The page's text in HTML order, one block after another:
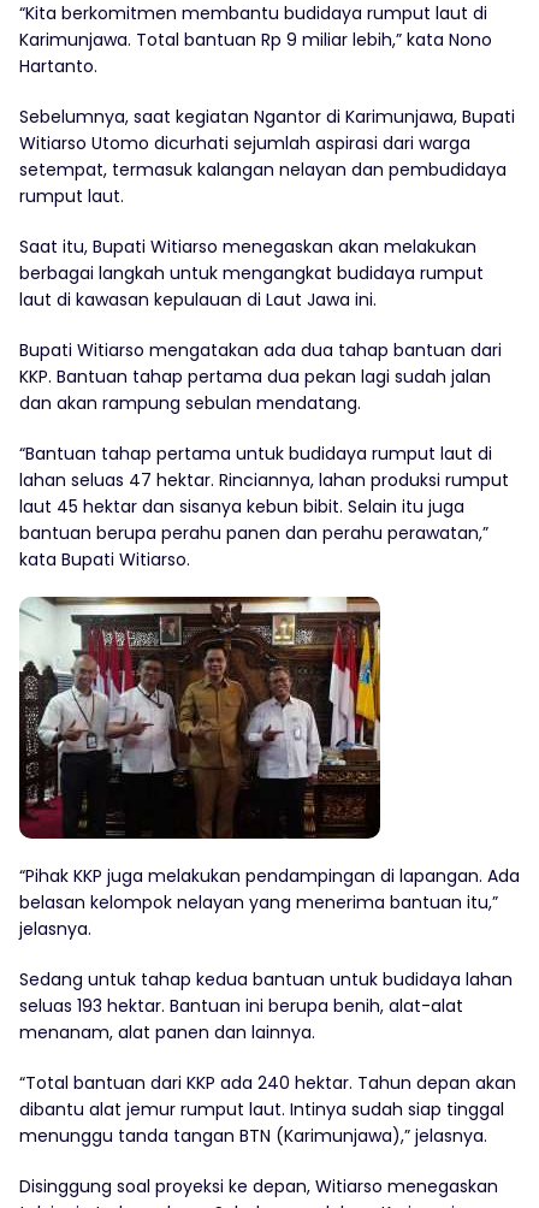
“Kita berkomitmen membantu budidaya rumput laut di
Karimunjawa. Total bantuan Rp 9 miliar lebih,” kata Nono
Hartanto.
Sebelumnya, saat kegiatan Ngantor di Karimunjawa, Bupati
Witiarso Utomo dicurhati sejumlah aspirasi dari warga
setempat, termasuk kalangan nelayan dan pembudidaya
rumput laut.
Saat itu, Bupati Witiarso menegaskan akan melakukan
berbagai langkah untuk mengangkat budidaya rumput
laut di kawasan kepulauan di Laut Jawa ini.
Bupati Witiarso mengatakan ada dua tahap bantuan dari
KKP. Bantuan tahap pertama dua pekan lagi sudah jalan
dan akan rampung sebulan mendatang.
“Bantuan tahap pertama untuk budidaya rumput laut di
lahan seluas 47 hektar. Rinciannya, lahan produksi rumput
laut 45 hektar dan sisanya kebun bibit. Selain itu juga
bantuan berupa perahu panen dan perahu perawatan,”
kata Bupati Witiarso.
“Pihak KKP juga melakukan pendampingan di lapangan. Ada
belasan kelompok nelayan yang menerima bantuan itu,”
jelasnya.
Sedang untuk tahap kedua bantuan untuk budidaya lahan
seluas 193 hektar. Bantuan ini berupa benih, alat-alat
menanam, alat panen dan lainnya.
“Total bantuan dari KKP ada 240 hektar. Tahun depan akan
dibantu alat jemur rumput laut. Intinya sudah siap tinggal
menunggu tanda tangan BTN (Karimunjawa),” jelasnya.
Disinggung soal proyeksi ke depan, Witiarso menegaskan